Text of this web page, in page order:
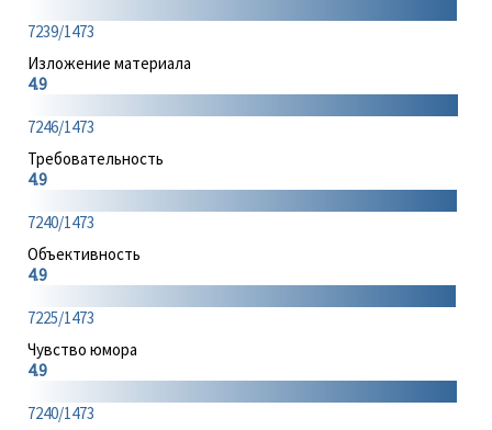
7239/1473
Изложение материала
4.9
7246/1473
Требовательность
4.9
7240/1473
Объективность
4.9
7225/1473
Чувство юмора
4.9
7240/1473